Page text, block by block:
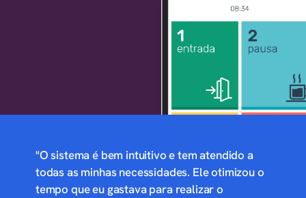
"O sistema é bem intuitivo e tem atendido a
todas as minhas necessidades. Ele otimizou o
tempo que eu gastava para realizar o